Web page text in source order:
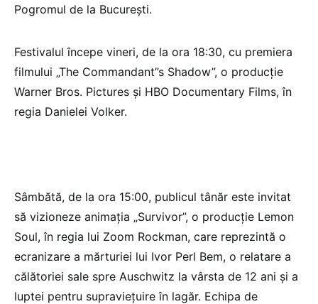
Pogromul de la Bucureşti.
Festivalul începe vineri, de la ora 18:30, cu premiera
filmului „The Commandant”s Shadow”, o producţie
Warner Bros. Pictures şi HBO Documentary Films, în
regia Danielei Volker.
Sâmbătă, de la ora 15:00, publicul tânăr este invitat
să vizioneze animaţia „Survivor”, o producţie Lemon
Soul, în regia lui Zoom Rockman, care reprezintă o
ecranizare a mărturiei lui Ivor Perl Bem, o relatare a
călătoriei sale spre Auschwitz la vârsta de 12 ani şi a
luptei pentru supravieţuire în lagăr. Echipa de